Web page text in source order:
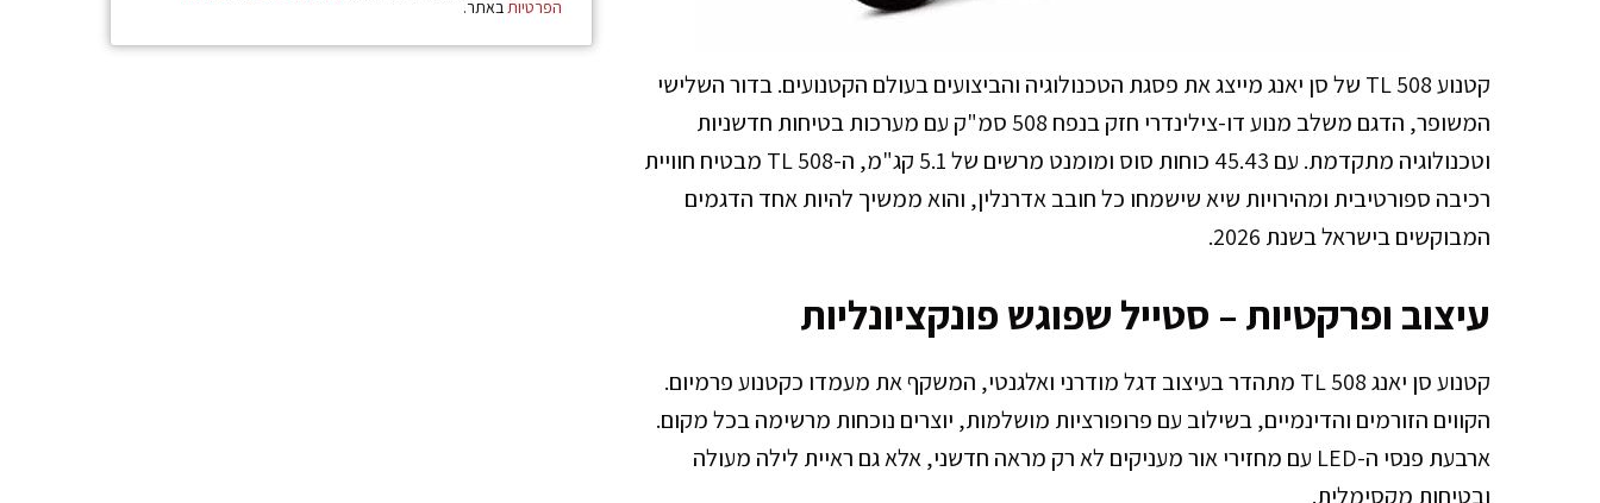
קטנוע TL 508 של סן יאנג מייצג את פסגת הטכנולוגיה והביצועים בעולם הקטנועים. בדור השלישי
המשופר, הדגם משלב מנוע דו-צילינדרי חזק בנפח 508 סמ"ק עם מערכות בטיחות חדשניות
וטכנולוגיה מתקדמת. עם 45.43 כוחות סוס ומומנט מרשים של 5.1 קג"מ, ה-TL 508 מבטיח חוויית
רכיבה ספורטיבית ומהירויות שיא שישמחו כל חובב אדרנלין, והוא ממשיך להיות אחד הדגמים
המבוקשים בישראל בשנת 2026.
עיצוב ופרקטיות – סטייל שפוגש פונקציונליות
קטנוע סן יאנג TL 508 מתהדר בעיצוב דגל מודרני ואלגנטי, המשקף את מעמדו כקטנוע פרמיום.
הקווים הזורמים והדינמיים, בשילוב עם פרופורציות מושלמות, יוצרים נוכחות מרשימה בכל מקום.
ארבעת פנסי ה-LED עם מחזירי אור מעניקים לא רק מראה חדשני, אלא גם ראיית לילה מעולה
ובטיחות מקסימלית.
הפרטיותבאתר.